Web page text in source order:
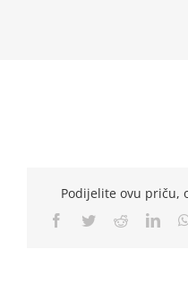
Podijelite ovu priču,
Facebook
TwitterReddit